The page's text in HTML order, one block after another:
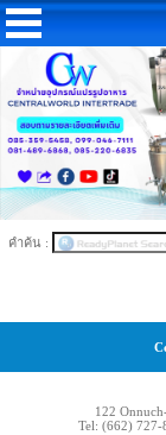
คำค้น :
122
Tel: (662)